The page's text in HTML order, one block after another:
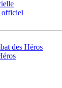
officiel
des Héros